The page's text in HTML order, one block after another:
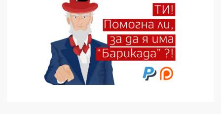
подкрепиха Куба, България
избра да е сред 30
„въздържали се“
Удължаването на „Чат
контрола“ в ЕС е обида за
демокрацията